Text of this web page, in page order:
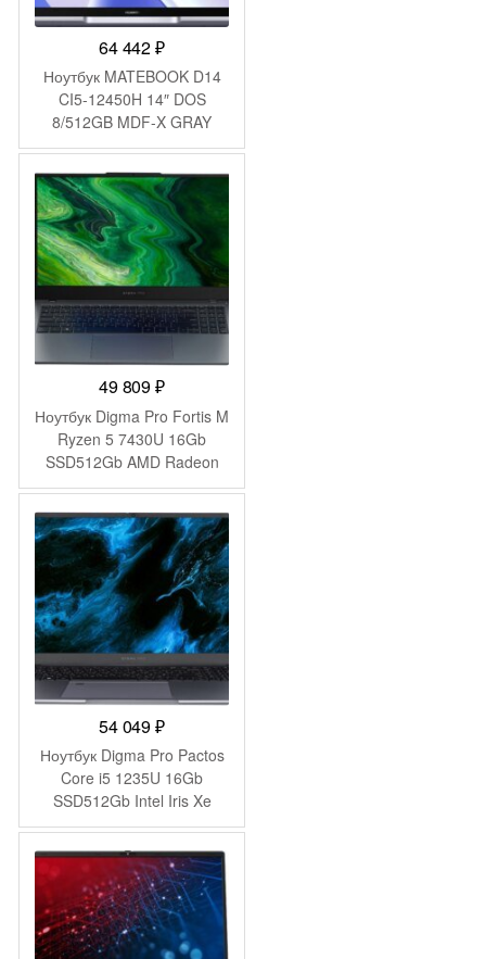
64 442₽
Ноутбук MATEBOOK D14
CI5-12450H 14″ DOS
8/512GB MDF-X GRAY
HUAWEI
49 809₽
Ноутбук Digma Pro Fortis M
Ryzen 5 7430U 16Gb
SSD512Gb AMD Radeon
Graphics 15.6″ IPS FHD
(1920×1080) Windows 11
Pro grey WiFi BT Cam
4250mAh (DN15R5-
ADXW07)
54 049₽
Ноутбук Digma Pro Pactos
Core i5 1235U 16Gb
SSD512Gb Intel Iris Xe
graphics 16″ IPS WUXGA
(1920×1200) Windows 11
Pro dk.grey WiFi BT Cam
5500mAh (DN16P5-
ADXW01)